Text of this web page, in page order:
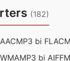
(182)
MP3 bi FLAC
MP3 bi AIFF